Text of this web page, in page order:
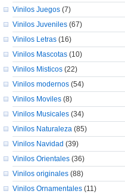
Vinilos Juegos (7)
Vinilos Juveniles (67)
Vinilos Letras (16)
Vinilos Mascotas (10)
Vinilos Misticos (22)
Vinilos modernos (54)
Vinilos Moviles (8)
Vinilos Musicales (34)
Vinilos Naturaleza (85)
Vinilos Navidad (39)
Vinilos Orientales (36)
Vinilos originales (88)
Vinilos Ornamentales (11)